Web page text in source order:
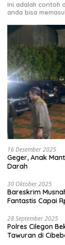
Ini adalah contoh
anda bisa
16 Desember 2025
Geger, Anak
Darah
30 Oktober 2025
Bareskrim
Fantastis Capai
28 September 2025
Polres Cilegon
Tawuran di